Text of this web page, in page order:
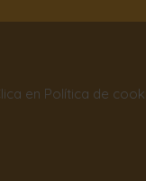
en Política de